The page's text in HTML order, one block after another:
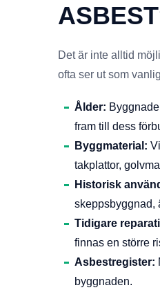
Det är inte alltid
ofta ser ut som
Ålder:
fram till dess
Byggmaterial:
takplattor,
Historisk
skeppsbyggnad,
Tidigare
finnas en större
Asbestregister:
byggnaden.